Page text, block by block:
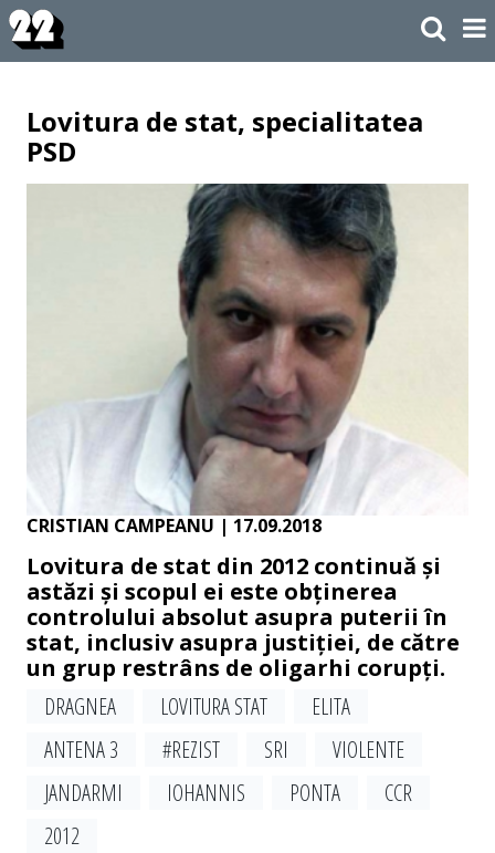
Lovitura de stat, specialitatea
PSD
CRISTIAN CAMPEANU | 17.09.2018
Lovitura de stat din 2012 continuă și
astăzi și scopul ei este obținerea
controlului absolut asupra puterii în
stat, inclusiv asupra justiției, de către
un grup restrâns de oligarhi corupți.
DRAGNEA
LOVITURA STAT
ELITA
ANTENA 3
#REZIST SRI
VIOLENTE
JANDARMI
IOHANNIS PONTA
CCR
2012